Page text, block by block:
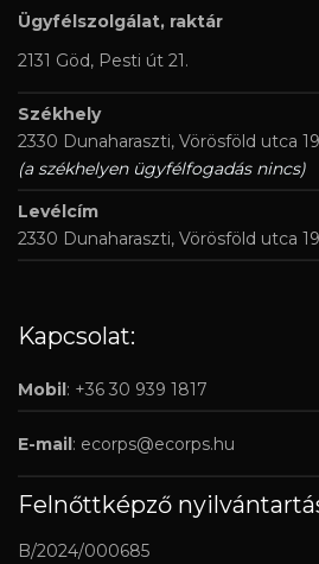
Ügyfélszolgálat, raktár
2131 Göd, Pesti út 21.
Székhely
2330 Dunaharaszti, Vörösföld utca
(a székhelyen ügyfélfogadás nincs)
Levélcím
2330 Dunaharaszti, Vörösföld utca
Kapcsolat:
Mobil : +36 30 939 1817
E-mail : ecorps@ecorps.hu
Felnőttképző
B/2024/000685